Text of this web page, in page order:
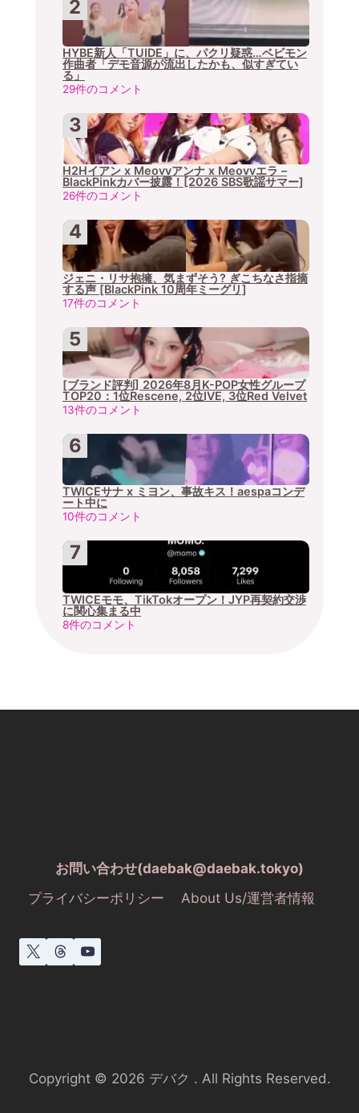
HYBE新人「TUIDE」に、パクリ疑惑…ベビモン
作曲者「デモ音源が流出したかも、似すぎてい
る」
29件のコメント
H2Hイアン x Meovvアンナ x Meovvエラ –
BlackPinkカバー披露！[2026 SBS歌謡サマー]
26件のコメント
ジェニ・リサ抱擁、気まずそう? ぎこちなさ指摘
する声 [BlackPink 10周年ミーグリ]
17件のコメント
[ブランド評判] 2026年8月K-POP女性グループ
TOP20：1位Rescene, 2位IVE, 3位Red Velvet
13件のコメント
TWICEサナ x ミヨン、事故キス！aespaコンデ
ート中に
10件のコメント
TWICEモモ、TikTokオープン！JYP再契約交渉
に関心集まる中
8件のコメント
お問い合わせ(daebak@daebak.tokyo)
プライバシーポリシー
About Us/運営者情報
Copyright © 2026 デバク . All Rights Reserved.